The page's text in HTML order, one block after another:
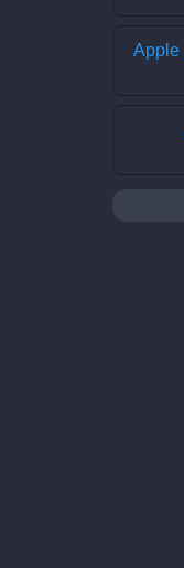
استمرار مزامنة قوائم التشغيل بين Apple